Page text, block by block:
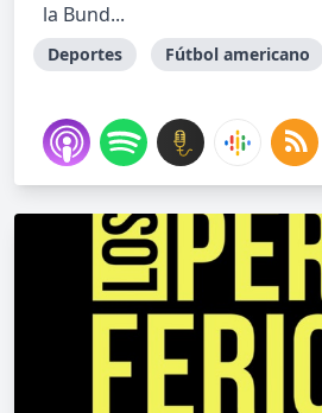
la Bund...
Deportes Fútbol americano